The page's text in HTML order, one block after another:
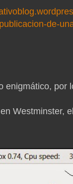
de-
enigmático, por
Westminster,